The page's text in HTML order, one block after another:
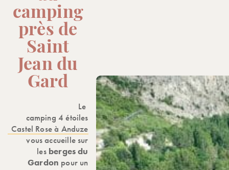
camping
près de
Saint
Jean du
Gard
Le
camping 4 étoiles
Castel Rose à Anduze
vous accueille sur
les berges du
Gardon pour un